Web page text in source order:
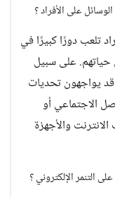
على الأفراد ؟
تلعب دورًا كبيرًا في
حياتهم. على سبيل
قد يواجهون تحديات
الاجتماعي أو
والأجهزة
التنمر الإلكتروني ؟